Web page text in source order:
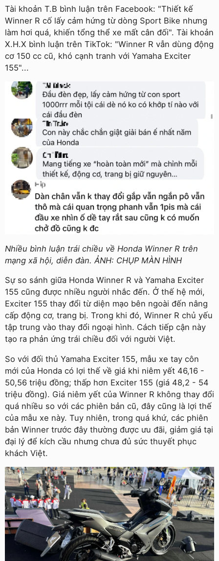
Tài khoản T.B bình luận trên Facebook: "Thiết kế
Winner R cố lấy cảm hứng từ dòng Sport Bike nhưng
làm hơi quá, khiến tổng thể xe mất cân đối". Tài khoản
X.H.X bình luận trên TikTok: "Winner R vẫn dùng động
cơ 150 cc cũ, khó cạnh tranh với Yamaha Exciter
155"...
Nhiều bình luận trái chiều về Honda Winner R trên
mạng xã hội, diễn đàn. ẢNH: CHỤP MÀN HÌNH
Sự so sánh giữa Honda Winner R và Yamaha Exciter
155 cũng được nhiều người nhắc đến. Ở thế hệ mới,
Exciter 155 thay đổi từ diện mạo bên ngoài đến nâng
cấp động cơ, trang bị. Trong khi đó, Winner R chủ yếu
tập trung vào thay đổi ngoại hình. Cách tiếp cận này
tạo ra phản ứng trái chiều đối với người Việt.
So với đối thủ Yamaha Exciter 155, mẫu xe tay côn
mới của Honda có lợi thế về giá khi niêm yết 46,16 -
50,56 triệu đồng; thấp hơn Exciter 155 (giá 48,2 - 54
triệu đồng). Giá niêm yết của Winner R không thay đổi
quá nhiều so với các phiên bản cũ, đây cũng là lợi thế
của mẫu xe này. Tuy nhiên, trong quá khứ, các phiên
bản Winner trước đây thường được ưu đãi, giảm giá tại
đại lý để kích cầu nhưng chưa đủ sức thuyết phục
khách Việt.